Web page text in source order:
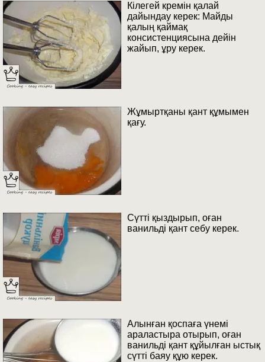
Кілегей кремін қалай
дайындау керек: Майды
қалың қаймақ
консистенциясына дейін
жайып, ұру керек.
Жұмыртқаны қант құмымен
қағу.
Сүтті қыздырып, оған
ванильді қант себу керек.
Алынған қоспаға үнемі
араластыра отырып, оған
ванильді қант құйылған ыстық
сүтті баяу құю керек.